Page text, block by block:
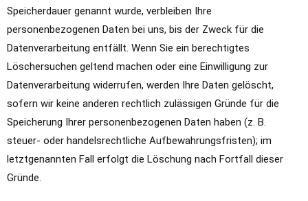
Speicherdauer genannt wurde, verbleiben Ihre
personenbezogenen Daten bei uns, bis der Zweck für die
Datenverarbeitung entfällt. Wenn Sie ein berechtigtes
Löschersuchen geltend machen oder eine Einwilligung zur
Datenverarbeitung widerrufen, werden Ihre Daten gelöscht,
sofern wir keine anderen rechtlich zulässigen Gründe für die
Speicherung Ihrer personenbezogenen Daten haben (z. B.
steuer- oder handelsrechtliche Aufbewahrungsfristen); im
letztgenannten Fall erfolgt die Löschung nach Fortfall dieser
Gründe.